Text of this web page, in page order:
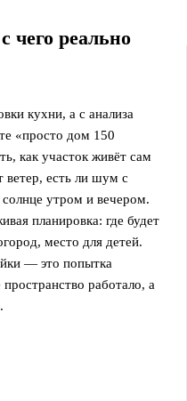
чего реально
кухни, а с анализа
«просто дом 150
как участок живёт сам
ветер, есть ли шум с
солнце утром и вечером.
планировка: где будет
место для детей.
— это попытка
работало, а